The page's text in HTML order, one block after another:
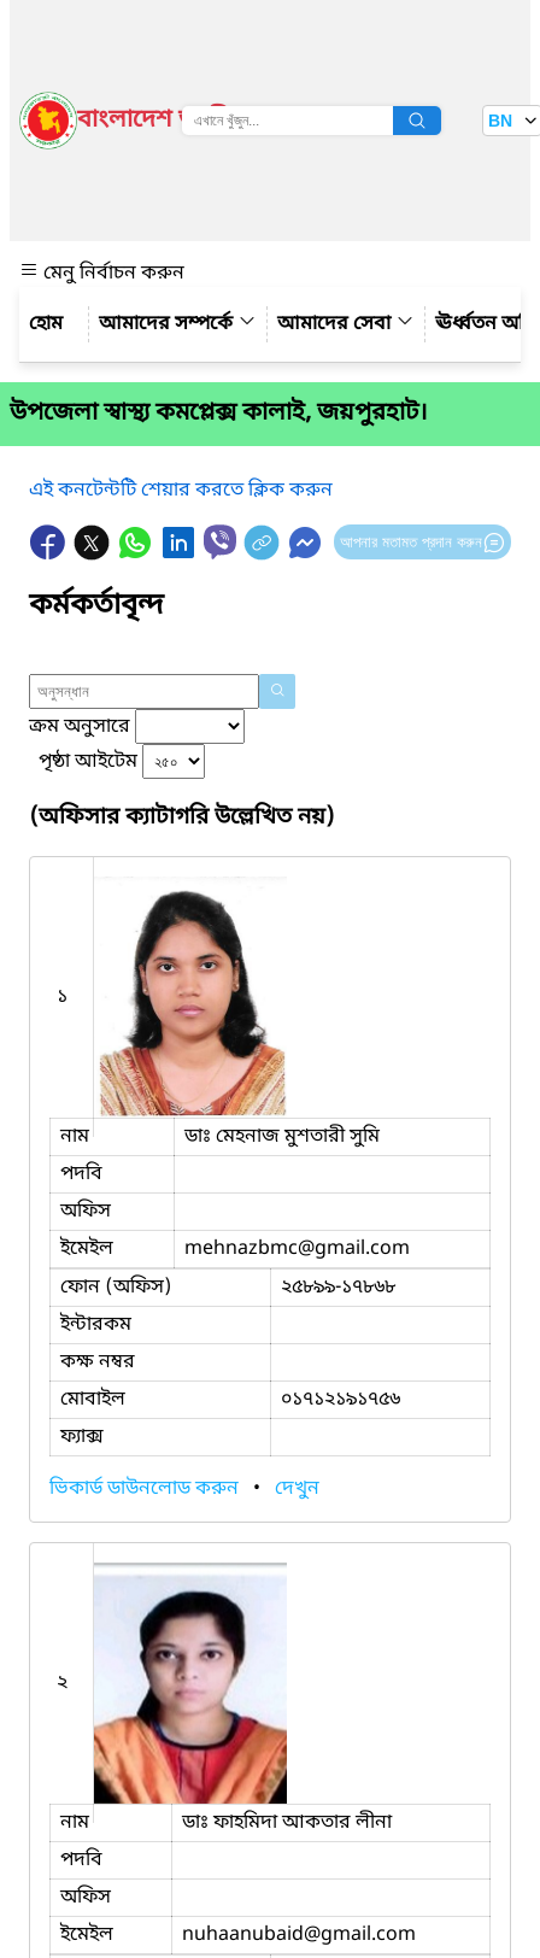
বাংলাদেশ জাতীয় তথ্য বাতায়ন BN
মেনু নির্বাচন করুন
আমাদের সম্পর্কে
আমাদের সেবা ঊর্ধ্বতন
উপজেলা স্বাস্থ্য কমপ্লেক্স কালাই, জয়পুরহাট।
এই কনটেন্টটি শেয়ার করতে ক্লিক করুন
আপনার মতামত প্রদান করুন
কর্মকর্তাবৃন্দ
ক্রম অনুসারে
পৃষ্ঠা আইটেম
(অফিসার ক্যাটাগরি উল্লেখিত নয়)
১
নাম
ডাঃ মেহনাজ মুশতারী সুমি
পদবি
অফিস
ইমেইল
mehnazbmc@gmail.com
ফোন (অফিস)
২৫৮৯৯-১৭৮৬৮
ইন্টারকম
কক্ষ নম্বর
মোবাইল
০১৭১২১৯১৭৫৬
ফ্যাক্স
ভিকার্ড ডাউনলোড করুন • দেখুন
২
নাম
ডাঃ ফাহমিদা আকতার লীনা
পদবি
অফিস
ইমেইল
nuhaanubaid@gmail.com